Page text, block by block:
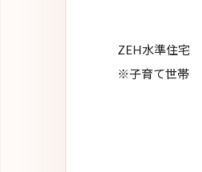
ZEH水準住宅
※子育て世帯